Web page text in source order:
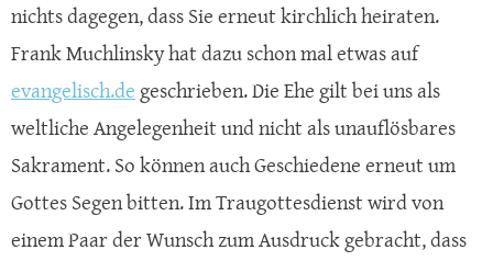
nichts dagegen, dass Sie erneut kirchlich heiraten.
Frank Muchlinsky hat dazu schon mal etwas auf
evangelisch.de geschrieben. Die Ehe gilt bei uns als
weltliche Angelegenheit und nicht als unauflösbares
Sakrament. So können auch Geschiedene erneut um
Gottes Segen bitten. Im Traugottesdienst wird von
einem Paar der Wunsch zum Ausdruck gebracht, dass